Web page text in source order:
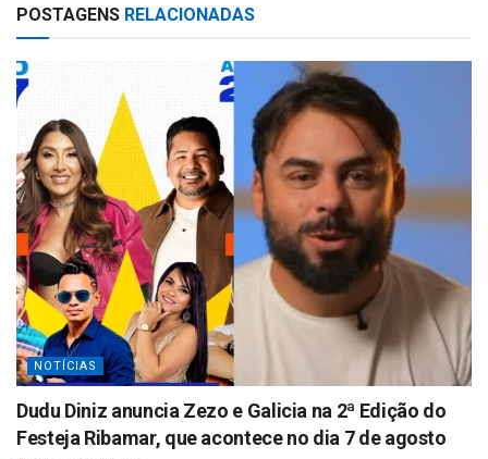
A
POSTAGENS RELACIONADAS
NOTÍCIAS
Dudu Diniz anuncia Zezo e Galicia na 2ª Edição do
Festeja Ribamar, que acontece no dia 7 de agosto